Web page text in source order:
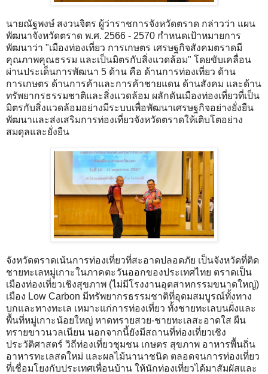
นายณัฐพงษ์ สงวนจิตร ผู้ว่าราชการจังหวัดตราด กล่าวว่า แผน
พัฒนาจังหวัดตราด พ.ศ. 2566 - 2570 กำหนดเป้าหมายการ
พัฒนาว่า "เมืองท่องเที่ยว การเกษตร เศรษฐกิจสังคมตราดมี
คุณภาพคุณธรรม และเป็นมิตรกับสิ่งแวดล้อม" โดยขับเคลื่อน
ผ่านประเด็นการพัฒนา 5 ด้าน คือ ด้านการท่องเที่ยว ด้าน
การเกษตร ด้านการค้าและการค้าชายแดน ด้านสังคม และด้าน
ทรัพยากรธรรมชาติและสิ่งแวดล้อม ผลักดันเมืองท่องเที่ยวที่เป็น
มิตรกับสิ่งแวดล้อมอย่างมีระบบเพื่อพัฒนาเศรษฐกิจอย่างยั่งยืน
พัฒนาและส่งเสริมการท่องเที่ยวจังหวัดตราดให้เติบโตอย่าง
สมดุลและยั่งยืน
จังหวัดตราดเน้นการท่องเที่ยวที่สะอาดปลอดภัย เป็นจังหวัดที่ติด
ชายทะเลหมู่เกาะในภาคตะวันออกของประเทศไทย ตราดเป็น
เมืองท่องเที่ยวเชิงสุขภาพ (ไม่มีโรงงานอุตสาหกรรมขนาดใหญ่)
เมือง Low Carbon มีทรัพยากรธรรมชาติที่อุดมสมบูรณ์ทั้งทาง
บกและทางทะเล เหมาะแก่การท่องเที่ยว ทั้งชายทะเลบนฝั่งและ
พื้นที่หมู่เกาะน้อยใหญ่ หาดทรายสวย-ชายทะเลสะอาดใส ผืน
ทรายขาวนวลเนียน นอกจากนี้ยังมีสถานที่ท่องเที่ยวเชิง
ประวัติศาสตร์ วิถีท่องเที่ยวชุมชน เกษตร สุขภาพ อาหารพื้นถิ่น
อาหารทะเลสดใหม่ และผลไม้นานาชนิด ตลอดจนการท่องเที่ยว
ที่เชื่อมโยงกับประเทศเพื่อนบ้าน ให้นักท่องเที่ยวได้มาสัมผัสและ